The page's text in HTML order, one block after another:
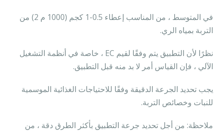
في المتوسط ​​، من المناسب إعطاء 0.5-1 كجم (1000 م 2) من
التربة بمياه الري.
نظرًا لأن التطبيق يتم وفقًا لقيم EC ، خاصة في أنظمة التشغيل
الآلي ، فإن القياس أمر لا بد منه قبل التطبيق.
يجب تحديد الجرعة الدقيقة وفقًا للاحتياجات الغذائية الموسمية
للنبات وخصائص التربة.
ملاحظة: من أجل تحديد جرعة التطبيق بأكثر الطرق دقة ، من